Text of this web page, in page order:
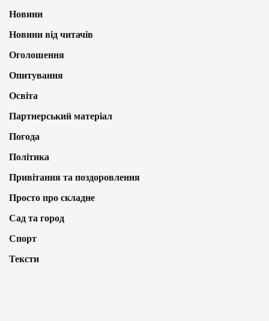
Новини
Новини від читачів
Оголошення
Опитування
Освіта
Партнерський матеріал
Погода
Політика
Привітання та поздоровлення
Просто про складне
Сад та город
Спорт
Тексти